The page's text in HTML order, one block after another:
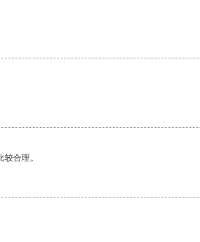
合理。